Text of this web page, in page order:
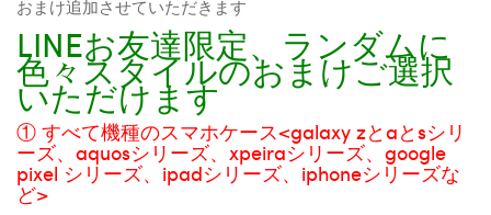
おまけ追加させていただきます
LINEお友達限定、ランダムに
色々スタイルのおまけご選択
いただけます
① すべて機種のスマホケース<galaxy zとaとsシリ
ーズ、aquosシリーズ、xpeiraシリーズ、google
pixel シリーズ、ipadシリーズ、iphoneシリーズな
ど>